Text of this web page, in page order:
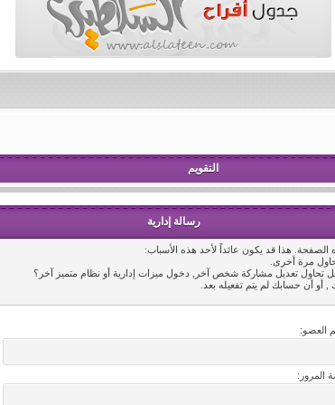
التقويم
رسالة إدارية
هذا قد يكون عائداً لأحد هذه الأسباب:
مرة أخرى.
تحاول تعديل مشاركة شخص آخر, دخول ميزات إدارية أو نظام متميز آخر؟
أو أن حسابك لم يتم تفعيله بعد.
العضو:
المرور: